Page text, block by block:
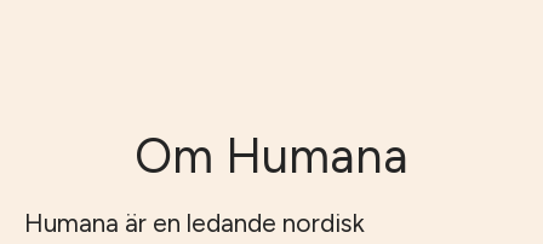
Om Humana
Humana är en ledande nordisk